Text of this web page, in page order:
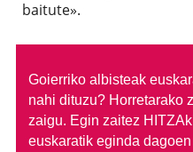
baitute».
Goierriko albisteak
nahi dituzu? Horretarako
zaigu. Egin zaitez
euskaratik eginda